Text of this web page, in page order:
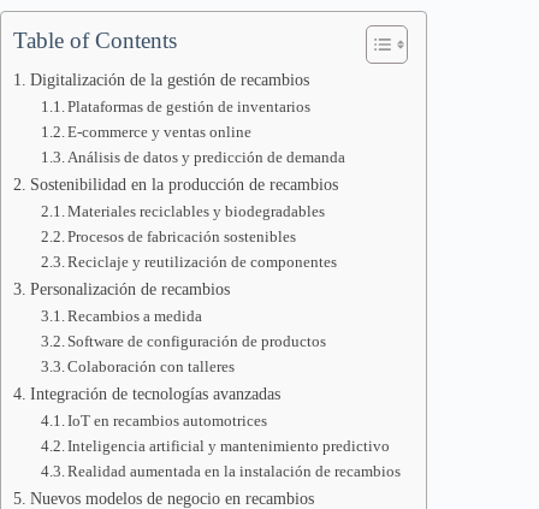
Table of Contents
Digitalización de la gestión de recambios
Plataformas de gestión de inventarios
E-commerce y ventas online
Análisis de datos y predicción de demanda
Sostenibilidad en la producción de recambios
Materiales reciclables y biodegradables
Procesos de fabricación sostenibles
Reciclaje y reutilización de componentes
Personalización de recambios
Recambios a medida
Software de configuración de productos
Colaboración con talleres
Integración de tecnologías avanzadas
IoT en recambios automotrices
Inteligencia artificial y mantenimiento predictivo
Realidad aumentada en la instalación de recambios
Nuevos modelos de negocio en recambios